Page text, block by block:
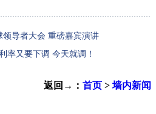
领导者大会 重磅嘉宾演讲
率又要下调 今天就调！
返回→： 首页 > 墙内新闻